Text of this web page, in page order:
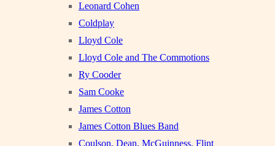
Leonard Cohen
Coldplay
Lloyd Cole
Lloyd Cole and The Commotions
Ry Cooder
Sam Cooke
James Cotton
James Cotton Blues Band
Coulson, Dean, McGuinness, Flint